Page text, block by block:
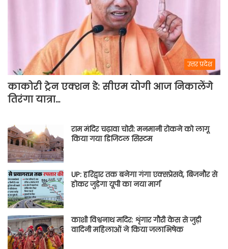
उत्तर प्रदेश
काकोरी ट्रेन एक्शन डे: सीएम योगी आज निकालेंगे
तिरंगा यात्रा…
राम मंदिर चढ़ावा चोरी: मनमानी रोकने को लागू
किया गया डिजिटल सिस्टम
UP: हरिद्वार तक बनेगा गंगा एक्सप्रेसवे, बिजनौर से
होकर जुड़ेगा यूपी का नया मार्ग
काशी विश्वनाथ मदिर: शृंगार गौरी केस से जुड़ी
वादिनी महिलाओं ने किया जलाभिषेक